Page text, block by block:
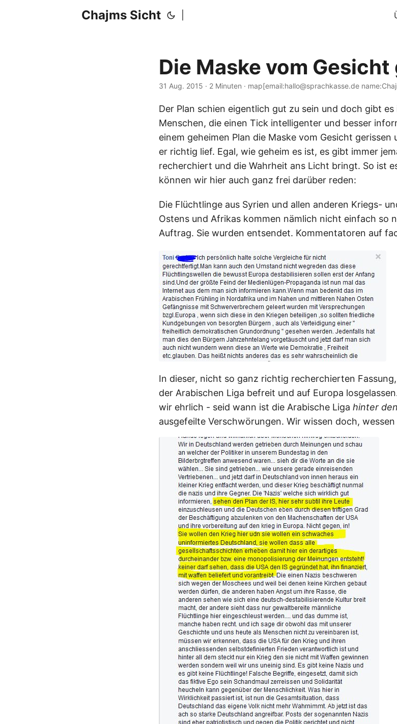
Chajms Sicht
Die Maske vom
31 Aug. 2015 · 2 Minuten · map[email:hallo@sprachkasse.de
Der Plan schien eigentlich gut zu sein und doch gibt
Menschen, die einen Tick intelligenter und besser
einem geheimen Plan die Maske vom Gesicht
er richtig lief. Egal, wie geheim es ist, es gibt immer
recherchiert und die Wahrheit ans Licht bringt. So ist
können wir hier auch ganz frei darüber reden:
Die Flüchtlinge aus Syrien und allen anderen Kriegs-
Ostens und Afrikas kommen nämlich nicht einfach so
Auftrag. Sie wurden entsendet. Kommentatoren auf
In dieser, nicht so ganz richtig recherchierten
der Arabischen Liga befreit und auf Europa
wir ehrlich - seid wann ist die Arabische Liga hinter
ausgefeilte Verschwörungen. Wir wissen doch,